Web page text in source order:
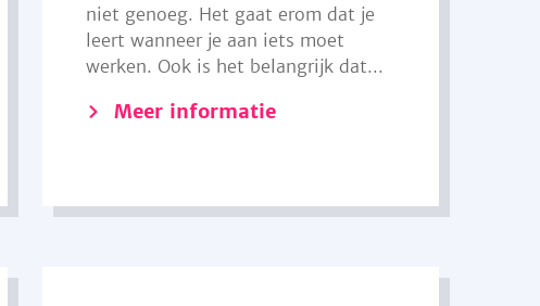
niet genoeg. Het gaat erom dat je
leert wanneer je aan iets moet
werken. Ook is het belangrijk dat...
Meer informatie